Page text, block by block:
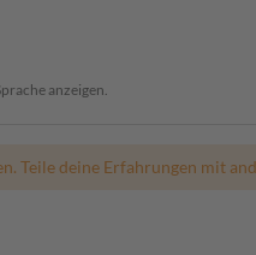
anzeigen.
Teile deine Erfahrungen mit